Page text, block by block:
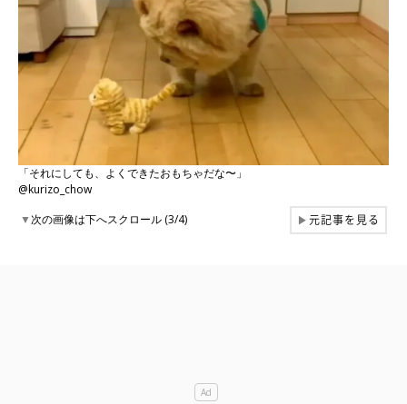
「それにしても、よくできたおもちゃだな〜」
@kurizo_chow
▼次の画像は下へスクロール (3/4) ▶元記事を見る